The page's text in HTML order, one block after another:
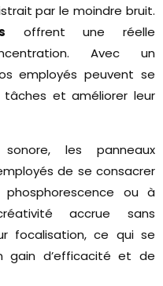
par le moindre bruit.
offrent une réelle
Avec un
employés peuvent se
tâches et améliorer leur
les panneaux
de se consacrer
ou à
accrue sans
focalisation, ce qui se
gain d’efficacité et de